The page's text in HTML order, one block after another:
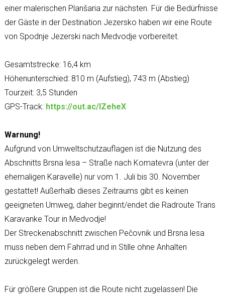
einer malerischen Planšaria zur nächsten. Für die Bedürfnisse
der Gäste in der Destination Jezersko haben wir eine Route
von Spodnje Jezerski nach Medvodje vorbereitet.
Gesamtstrecke: 16,4 km
Höhenunterschied: 810 m (Aufstieg), 743 m (Abstieg)
Tourzeit: 3,5 Stunden
GPS-Track: https://out.ac/IZeheX
Warnung!
Aufgrund von Umweltschutzauflagen ist die Nutzung des
Abschnitts Brsna lesa – Straße nach Komatevra (unter der
ehemaligen Karavelle) nur vom 1. Juli bis 30. November
gestattet! Außerhalb dieses Zeitraums gibt es keinen
geeigneten Umweg, daher beginnt/endet die Radroute Trans
Karavanke Tour in Medvodje!
Der Streckenabschnitt zwischen Pečovnik und Brsna lesa
muss neben dem Fahrrad und in Stille ohne Anhalten
zurückgelegt werden.
Für größere Gruppen ist die Route nicht zugelassen! Die